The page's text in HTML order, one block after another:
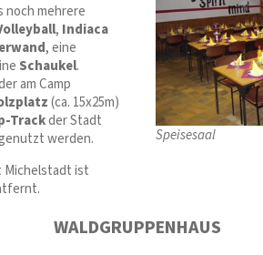
noch mehrere
, Indiaca
, eine
Schaukel.
am Camp
(ca. 15x25m)
Trackder Stadt
werden.
Michelstadt ist
Speisesaal
WALDGRUPPENHAUS